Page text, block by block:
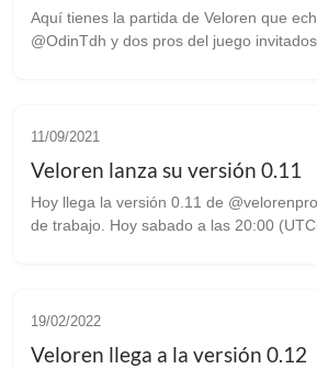
Aquí tienes la partida de Veloren que
@OdinTdh y dos pros del juego invitados. Si quieres ver
11/09/2021
Veloren lanza su versión 0.11
Hoy llega la versión 0.11 de
de trabajo. Hoy sabado a las 20:00 (UTC+2) oficialmente se
19/02/2022
Veloren llega a la versión 0.12